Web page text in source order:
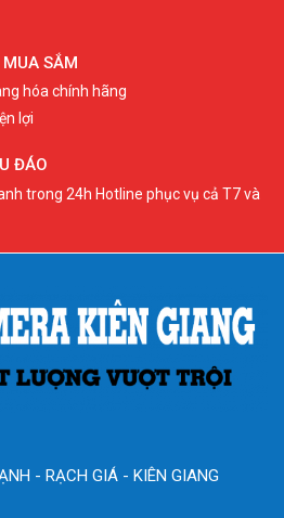
SẮM
hóa chính hãng
lợi
ĐÁO
trong 24h Hotline phục vụ cả T7 và
- RẠCH GIÁ - KIÊN GIANG